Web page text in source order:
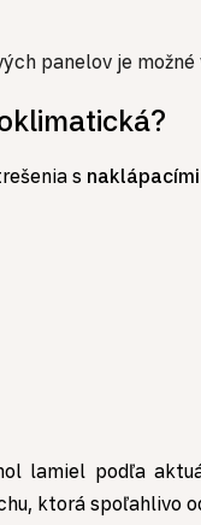
panelov je
s
lamiel podľa
ktorá spoľahlivo